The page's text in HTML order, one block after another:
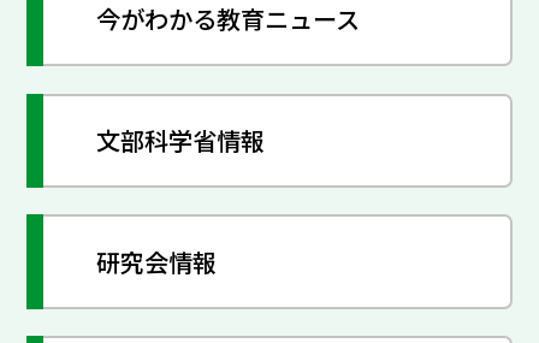
今がわかる教育ニュース
文部科学省情報
研究会情報